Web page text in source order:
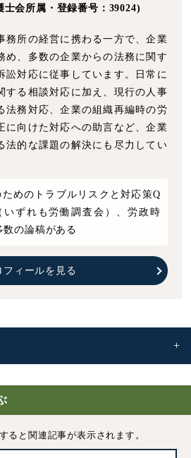
や決め方、社会保険料や所得税
ット）と違法性について
ると 関連記事が表示されます。
士会所属・登録番号：39024)
務所の経営に携わる一方で、企業
め、多数の企業からの法務に関す
訟対応に従事しています。日常に
する相談対応に加え、現行の人事
法務対応、企業の組織再編時の労
に向けた対応への助言など、企業
法的な課題の解決にも尽力してい
めのトラブルリスクと対応策Q
いずれも労働調査会）、労政時
の論稿がある
フィールを見る